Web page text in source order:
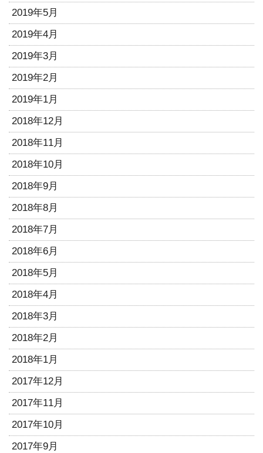
2019年5月
2019年4月
2019年3月
2019年2月
2019年1月
2018年12月
2018年11月
2018年10月
2018年9月
2018年8月
2018年7月
2018年6月
2018年5月
2018年4月
2018年3月
2018年2月
2018年1月
2017年12月
2017年11月
2017年10月
2017年9月